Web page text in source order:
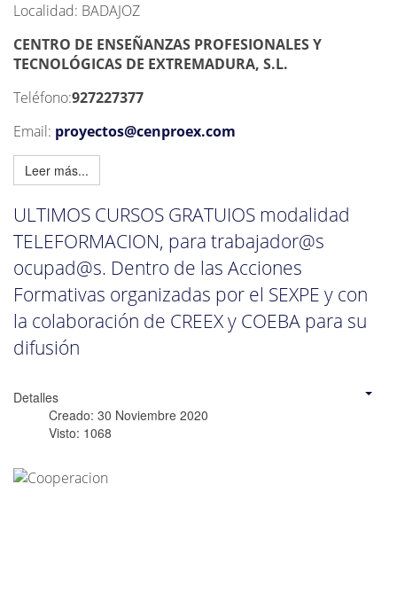
Localidad: BADAJOZ
CENTRO DE ENSEÑANZAS PROFESIONALES Y
TECNOLÓGICAS DE EXTREMADURA, S.L.
Teléfono:927227377
Email: proyectos@cenproex.com
Leer más...
ULTIMOS CURSOS GRATUIOS modalidad
TELEFORMACION, para trabajador@s
ocupad@s. Dentro de las Acciones
Formativas organizadas por el SEXPE y con
la colaboración de CREEX y COEBA para su
difusión
Detalles
Creado: 30 Noviembre 2020
Visto: 1068